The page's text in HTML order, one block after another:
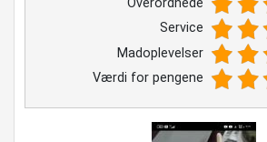
Overordnede
Service
Madoplevelser
Værdi for pengene